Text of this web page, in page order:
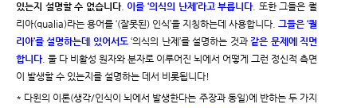
있는지 설명할 수 없습니다. 이를 ‘의식의 난제’라고 부릅니다. 또한 그들은 퀄
리아(qualia)라는 용어를 ‘(잘못된) 인식’을 지칭하는데 사용합니다. 그들은 ‘퀄
리아’를 설명하는데 있어서도‘의식의 난제’를 설명하는 것과같은 문제에 직면
합니다. 둘 다 비활성 원자와 분자로 이루어진 뇌에서 어떻게 그런 정신적 측면
이 발생할 수 있는지를 설명하는 데서 비롯됩니다!
* 다윈의 이론(생각/인식이 뇌에서 발생한다는 주장과 동일)에 반하는 두 가지